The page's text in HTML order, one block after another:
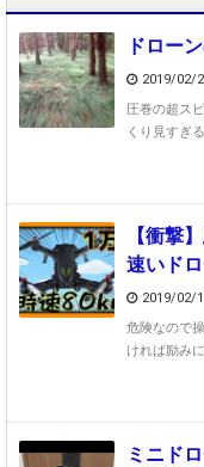
ドロー
2019/02/
圧巻の超ス
くり見すぎ
【衝撃
速いド
2019/02/
危険なので
ければ励み
ミニド